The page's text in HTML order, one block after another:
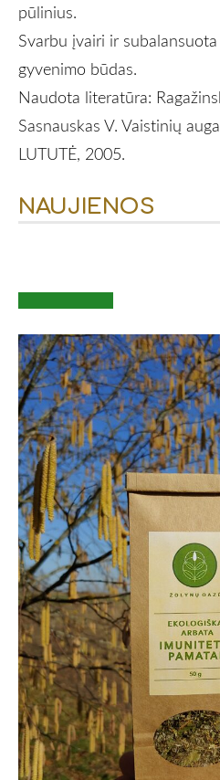
NAUJIENOS
pūlinius.
Svarbu įvairi ir
gyvenimo būdas.
Naudota literatūra:
Sasnauskas V. Vaistinių
LUTUTĖ, 2005.